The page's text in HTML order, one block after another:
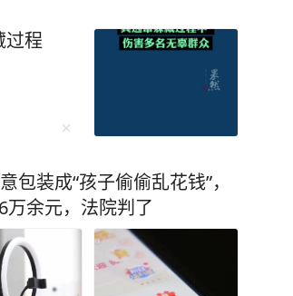
过程
装成“孩子偷偷乱花钱”，
余元，法院判了